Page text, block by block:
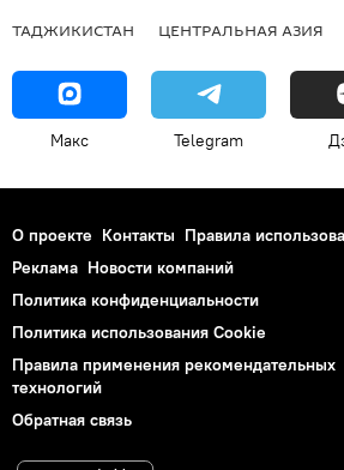
ТАДЖИКИСТАН ЦЕНТРАЛЬНАЯ АЗИЯ
Макс Telegram
О проекте Контакты Правила
Реклама Новости компаний
Политика конфиденциальности
Политика использования Cookie
Правила применения рекомендательных
технологий
Обратная связь